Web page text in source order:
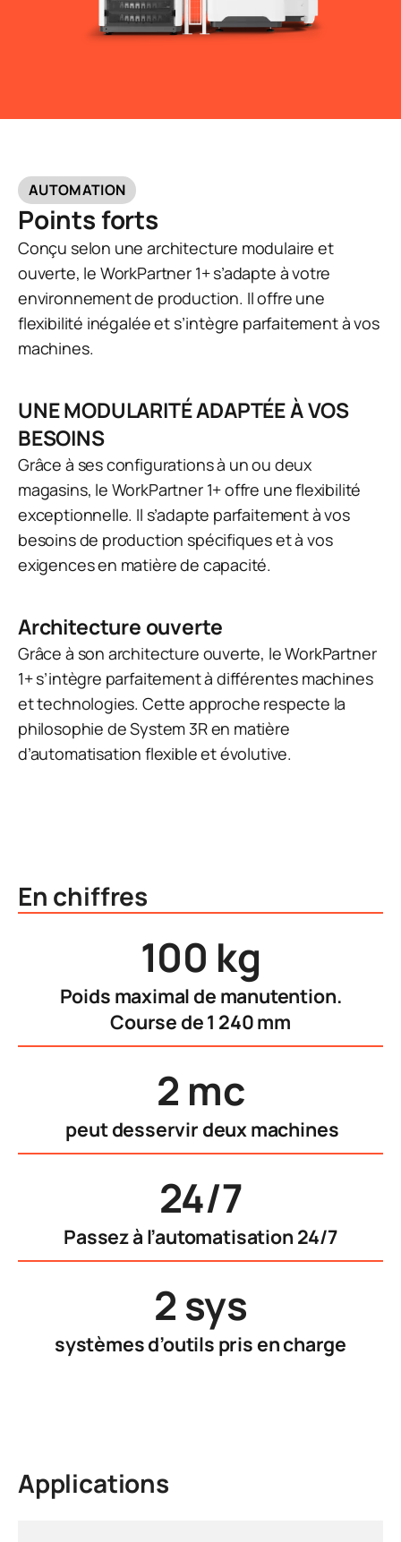
AUTOMATION
Points forts
Conçu selon une architecture modulaire et
ouverte, le WorkPartner 1+ s’adapte à votre
environnement de production. Il offre une
flexibilité inégalée et s’intègre parfaitement à vos
machines.
UNE MODULARITÉ ADAPTÉE À VOS
BESOINS
Grâce à ses configurations à un ou deux
magasins, le WorkPartner 1+ offre une flexibilité
exceptionnelle. Il s’adapte parfaitement à vos
besoins de production spécifiques et à vos
exigences en matière de capacité.
Architecture ouverte
Grâce à son architecture ouverte, le WorkPartner
1+ s’intègre parfaitement à différentes machines
et technologies. Cette approche respecte la
philosophie de System 3R en matière
d’automatisation flexible et évolutive.
En chiffres
100 kg
Poids maximal de manutention.
Course de 1 240 mm
2 mc
peut desservir deux machines
24/7
Passez à l’automatisation 24/7
2 sys
systèmes d’outils pris en charge
Applications